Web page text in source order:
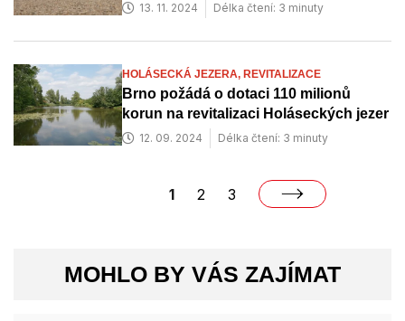
13. 11. 2024 Délka čtení: 3 minuty
HOLÁSECKÁ JEZERA, REVITALIZACE
Brno požádá o dotaci 110 milionů
korun na revitalizaci Holáseckých jezer
12. 09. 2024 Délka čtení: 3 minuty
1 2 3
MOHLO BY VÁS ZAJÍMAT